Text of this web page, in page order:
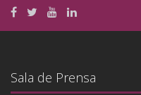
Sala de Prensa